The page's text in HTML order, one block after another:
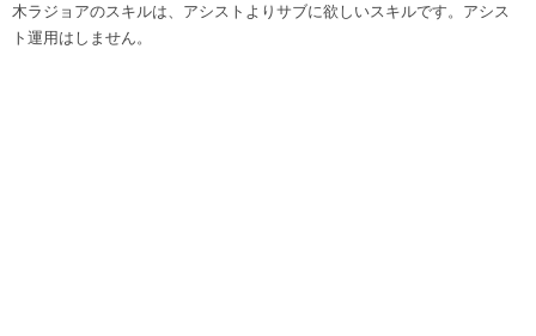
木ラジョアのスキルは、アシストよりサブに欲しいスキルです。アシス
ト運用はしません。